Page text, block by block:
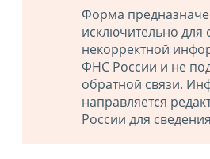
Форма
исключительно
некорректной
ФНС России и не
обратной связи.
направляется
России для